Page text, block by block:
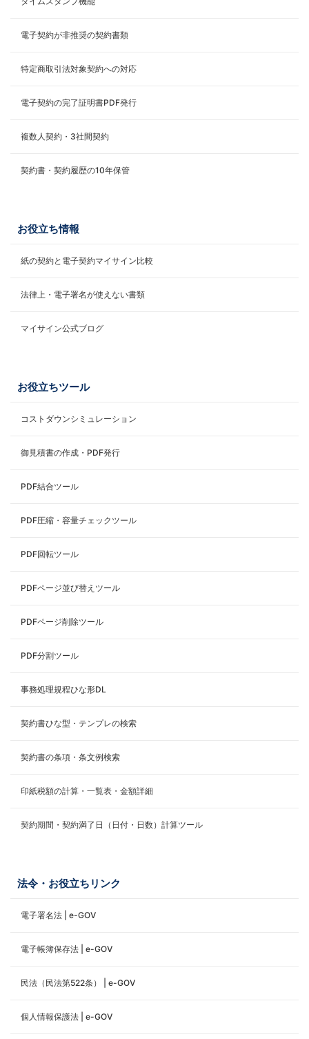
電子契約が非推奨の契約書類
特定商取引法対象契約への対応
電子契約の完了証明書PDF発行
複数人契約・3社間契約
契約書・契約履歴の10年保管
お役立ち情報
紙の契約と電子契約マイサイン比較
法律上・電子署名が使えない書類
マイサイン公式ブログ
お役立ちツール
コストダウンシミュレーション
御見積書の作成・PDF発行
PDF結合ツール
PDF圧縮・容量チェックツール
PDF回転ツール
PDFページ並び替えツール
PDFページ削除ツール
PDF分割ツール
事務処理規程ひな形DL
契約書ひな型・テンプレの検索
契約書の条項・条文例検索
印紙税額の計算・一覧表・金額詳細
契約期間・契約満了日（日付・日数）計算ツール
法令・お役立ちリンク
電子署名法 | e-GOV
電子帳簿保存法 | e-GOV
民法（民法第522条） | e-GOV
個人情報保護法 | e-GOV